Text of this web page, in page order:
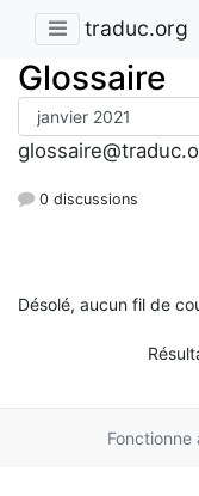
traduc.org
Glossaire
0 discussions
Désolé, aucun fil de
Fonctionne